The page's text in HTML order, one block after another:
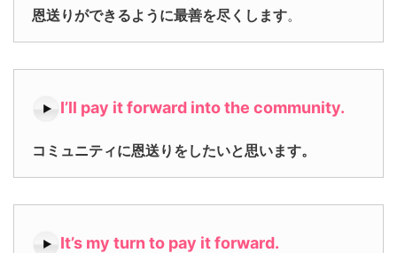
恩送りができるように最善を尽くします。
I’ll pay it forward into the community.
コミュニティに恩送りをしたいと思います。
It’s my turn to pay it forward.